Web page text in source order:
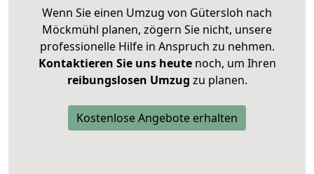
Wenn Sie einen Umzug von Gütersloh nach
Möckmühl planen, zögern Sie nicht, unsere
professionelle Hilfe in Anspruch zu nehmen.
Kontaktieren Sie uns heutenoch, um Ihren
reibungslosen Umzug zu planen.
Kostenlose Angebote erhalten